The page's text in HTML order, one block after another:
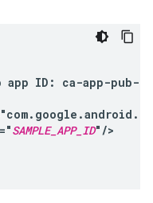
app ID:
ca-app-pub-
SAMPLE_APP_ID"/>